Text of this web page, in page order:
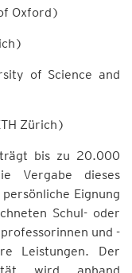
Oxford)
of Science and
Zürich)
bis zu 20.000
Vergabe dieses
Eignung
Schul- oder
und -
Leistungen. Der